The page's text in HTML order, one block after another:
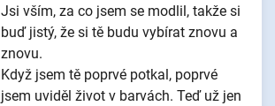
Jsi vším, za co jsem se modlil, takže si
buď jistý, že si tě budu vybírat znovu a
znovu.
Když jsem tě poprvé potkal, poprvé
jsem uviděl život v barvách. Teď už jen